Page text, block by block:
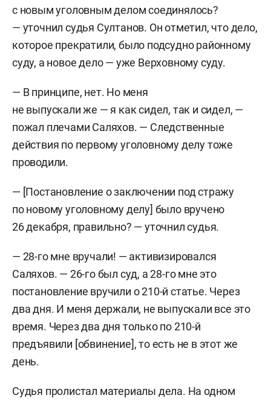
с новым уголовным делом соединялось?
— уточнил судья Султанов. Он отметил, что дело,
которое прекратили, было подсудно районному
суду, а новое дело — уже Верховному суду.
— В принципе, нет. Но меня
не выпускали же — я как сидел, так и сидел, —
пожал плечами Саляхов. — Следственные
действия по первому уголовному делу тоже
проводили.
— [Постановление о заключении под стражу
по новому уголовному делу] было вручено
26 декабря, правильно? — уточнил судья.
— 28-го мне вручали! — активизировался
Саляхов. — 26-го был суд, а 28-го мне это
постановление вручили о 210-й статье. Через
два дня. И меня держали, не выпускали все это
время. Через два дня только по 210-й
предъявили [обвинение], то есть не в этот же
день.
Судья пролистал материалы дела. На одном